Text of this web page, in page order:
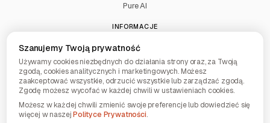
Pure AI
INFORMACJE
Kontakt
Regulamin
Ustawienia Cookies
Polityka Prywatności
Szanujemy Twoją prywatność
Używamy cookies niezbędnych do działania strony oraz, za Twoją
zgodą, cookies analitycznych i marketingowych. Możesz
zaakceptować wszystkie, odrzucić wszystkie lub zarządzać zgodą.
Zgodę możesz wycofać w każdej chwili w ustawieniach cookies.
Możesz w każdej chwili zmienić swoje preferencje lub dowiedzieć się
więcej w naszejPolityce Prywatności.